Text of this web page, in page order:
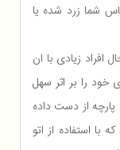
شما زرد شده یا
زیادی با ان
خود را بر اثر سهل
پارچه از دست داده
با استفاده از اتو